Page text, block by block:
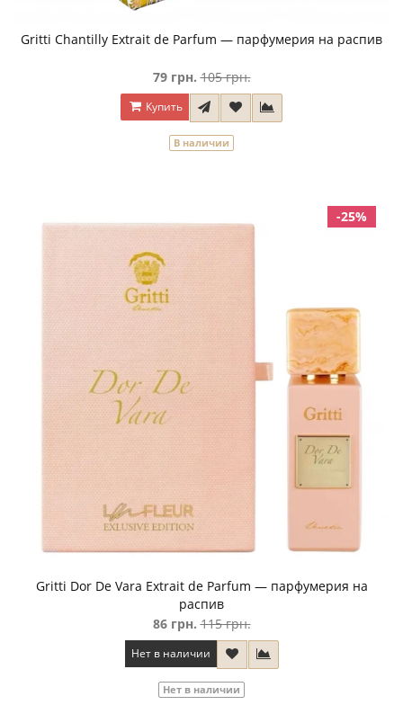
Gritti Chantilly Extrait de Parfum — парфумерия на распив
79 грн. 105 грн.
Купить
В наличии
-25%
Gritti Dor De Vara Extrait de Parfum — парфумерия на
распив
86 грн. 115 грн.
Нет в наличии
Нет в наличии